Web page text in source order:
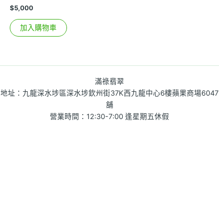
$5,000
加入購物車
滿祿翡翠
地址：九龍深水埗區深水埗欽州街37K西九龍中心6樓蘋果商場6047
舖
營業時間：12:30-7:00 逢星期五休假